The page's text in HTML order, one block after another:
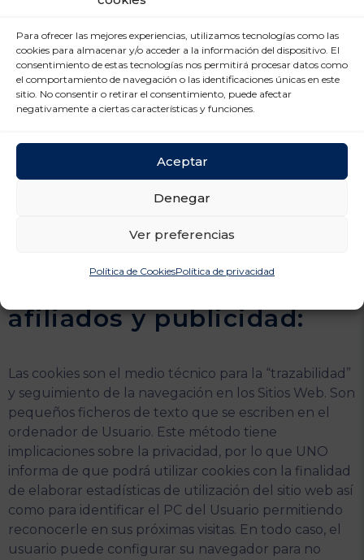
Para ofrecer las mejores experiencias, utilizamos tecnologías como las
cookies para almacenar y/o acceder a la información del dispositivo. El
consentimiento de estas tecnologías nos permitirá procesar datos como
el comportamiento de navegación o las identificaciones únicas en este
sitio. No consentir o retirar el consentimiento, puede afectar
negativamente a ciertas características y funciones.
Aceptar
Denegar
Ver preferencias
Política de CookiesPolítica de privacidad
en Internet no son enteramente fiables y que, por
tanto, unologistica.orgno puede garantizar la
inexistencia de malware u otros elementos que
puedan producir alteraciones en los sistemas
informáticos (software y hardware) del usuario o en
en los mismos aunque ponemos todos los medios
necesarios y las medidas de seguridad oportunas
para evitar la presencia de estos elementos dañinos.
Cookies/Anuncios
afiliados y publicidad:
Las cookies son el medio técnico para la “trazabilidad”
y seguimiento de la navegación en los Sitios Web. Son
pequeños ficheros de texto que se escriben en el
ordenador de Usuario. Este método tiene
implicaciones sobre la privacidad, por lo que UNO
informa de que podrá utilizar cookies con la finalidad
de elaborar estadísticas de utilización del sitio web así
como para identificar el PC del Usuario permitiendo
reconocerle en sus próximas visitas. En todo caso, el
usuario puede configurar su navegador para no